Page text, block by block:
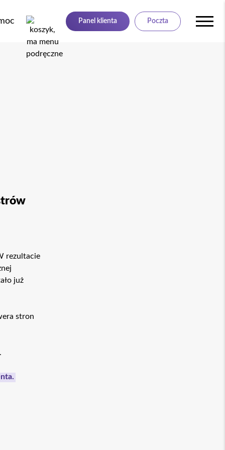
Panel klienta Poczta
rezultacie
już
stron